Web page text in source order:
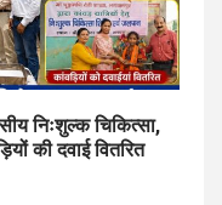
निःशुल्क चिकित्सा,
की दवाई वितरित